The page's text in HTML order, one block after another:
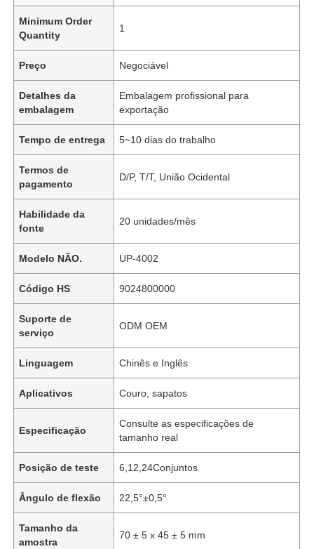
Minimum Order
Quantity
1
Preço Negociável
Detalhes da
embalagem
Embalagem profissional para
exportação
Tempo de entrega 5~10 dias do trabalho
Termos de
pagamento
D/P, T/T, União Ocidental
Habilidade da
fonte
20 unidades/mês
Modelo NÃO. UP-4002
Código HS 9024800000
Suporte de
serviço
ODM OEM
Linguagem Chinês e Inglês
Aplicativos Couro, sapatos
Especificação
Consulte as especificações de
tamanho real
Posição de teste 6,12,24Conjuntos
Ângulo de flexão 22,5°±0,5°
Tamanho da
amostra
70 ± 5 x 45 ± 5 mm